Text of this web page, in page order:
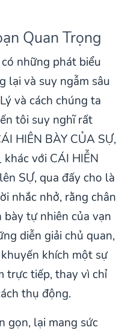
Quan Trọng
những phát biểu
lại và suy ngẫm sâu
và cách chúng ta
tôi suy nghĩ rất
HIÊN BÀY CỦA SỰ,
khác với CÁI HIỄN
SỰ, qua đấy cho là
nhắc nhở, rằng chân
bày tự nhiên của vạn
diễn giải chủ quan,
khích một sự
trực tiếp, thay vì chỉ
thụ động.
gọn, lại mang sức